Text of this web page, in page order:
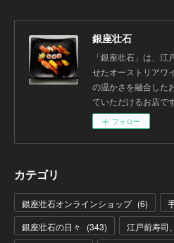
銀座壮石
「銀座壮石」は、
せたオーストリアワ
の温かさを融合した
ていただけるお店です
フォロー
カテゴリ
銀座壮石オンラインショップ (6)
銀座壮石の日々
(343) 江戸前寿司